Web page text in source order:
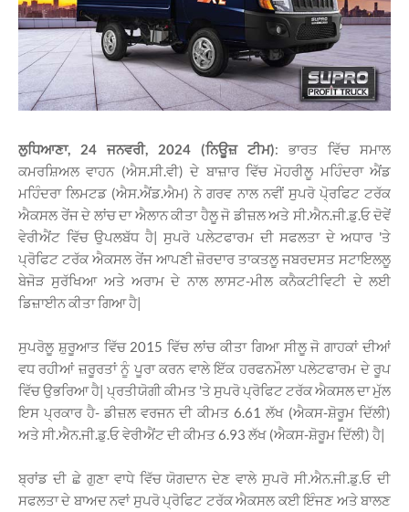
ਲੁਧਿਆਣਾ, 24 ਜਨਵਰੀ, 2024 (ਨਿਊਜ਼ ਟੀਮ): ਭਾਰਤ ਵਿੱਚ ਸਮਾਲ
ਕਮਰਸ਼ਿਅਲ ਵਾਹਨ (ਐਸ.ਸੀ.ਵੀ) ਦੇ ਬਾਜ਼ਾਰ ਵਿੱਚ ਮੋਹਰੀਲੂ ਮਹਿੰਦਰਾ ਐਂਡ
ਮਹਿੰਦਰਾ ਲਿਮਟਡ (ਐਸ.ਐਂਡ.ਐਮ) ਨੇ ਗਰਵ ਨਾਲ ਨਵੀਂ ਸੁਪਰੋ ਪੋ੍ਰਫਿਟ ਟਰੱਕ
ਐਕਸਲ ਰੇਂਜਦੇ ਲਾਂਚ ਦਾ ਐਲਾਨ ਕੀਤਾ ਹੈਲੂ ਜੋ ਡੀਜ਼ਲ ਅਤੇ ਸੀ.ਐਨ.ਜੀ.ਡੁ.ਓ ਦੋਵੇਂ
ਵੇਰੀਐਂਟ ਵਿੱਚ ਉਪਲਬੱਧ ਹੈ| ਸੁਪਰੋ ਪਲੇਟਫਾਰਮ ਦੀ ਸਫਲਤਾ ਦੇ ਅਧਾਰ 'ਤੇ
ਪ੍ਰੋਫਿਟ ਟਰੱਕ ਐਕਸਲ ਰੇਂਜ ਆਪਣੀ ਜ਼ੋਰਦਾਰ ਤਾਕਤਲੂ ਜਬਰਦਸਤ ਸਟਾਇਲਲੂ
ਬੇਜੋੜ ਸੁਰੱਖਿਆ ਅਤੇ ਅਰਾਮ ਦੇ ਨਾਲ ਲਾਸਟ-ਮੀਲ ਕਨੈਕਟੀਵਿਟੀ ਦੇ ਲਈ
ਡਿਜ਼ਾਈਨ ਕੀਤਾ ਗਿਆ ਹੈ|
ਸੁਪਰੋਲੂ ਸ਼ੁਰੂਆਤ ਵਿੱਚ 2015 ਵਿੱਚ ਲਾਂਚ ਕੀਤਾ ਗਿਆ ਸੀਲੂ ਜੋ ਗਾਹਕਾਂ ਦੀਆਂ
ਵਧ ਰਹੀਆਂ ਜ਼ਰੂਰਤਾਂ ਨੂੰ ਪੂਰਾ ਕਰਨ ਵਾਲੇ ਇੱਕ ਹਰਫਨਮੌਲਾ ਪਲੇਟਫਾਰਮ ਦੇ ਰੂਪ
ਵਿੱਚ ਉਭਰਿਆ ਹੈ| ਪ੍ਰਤੀਯੋਗੀ ਕੀਮਤ 'ਤੇ ਸੁਪਰੋ ਪ੍ਰੋਫਿਟ ਟਰੱਕ ਐਕਸਲ ਦਾ ਮੁੱਲ
ਇਸ ਪ੍ਰਕਾਰ ਹੈ- ਡੀਜ਼ਲ ਵਰਜਨ ਦੀ ਕੀਮਤ 6.61 ਲੱਖ (ਐਕਸ-ਸ਼ੋਰੂਮ ਦਿੱਲੀ)
ਅਤੇ ਸੀ.ਐਨ.ਜੀ.ਡੁ.ਓ ਵੇਰੀਐਂਟ ਦੀ ਕੀਮਤ 6.93 ਲੱਖ (ਐਕਸ-ਸ਼ੋਰੂਮ ਦਿੱਲੀ) ਹੈ|
ਬ੍ਰਾਂਡ ਦੀ ਛੇ ਗੁਣਾ ਵਾਧੇ ਵਿੱਚ ਯੋਗਦਾਨ ਦੇਣ ਵਾਲੇ ਸੁਪਰੋ ਸੀ.ਐਨ.ਜੀ.ਡੁ.ਓ ਦੀ
ਸਫਲਤਾ ਦੇ ਬਾਅਦ ਨਵਾਂ ਸੁਪਰੋ ਪ੍ਰੋਫਿਟ ਟਰੱਕ ਐਕਸਲ ਕਈ ਇੰਜਣ ਅਤੇ ਬਾਲਣ